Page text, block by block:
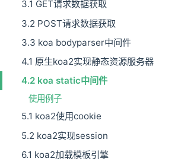
3.1 GET请求数据获取
3.2 POST请求数据获取
3.3 koa bodyparser中间件
4.1 原生koa2实现静态资源服务器
4.2 koa static中间件
使用例子
5.1 koa2使用cookie
5.2 koa2实现session
6.1 koa2加载模板引擎